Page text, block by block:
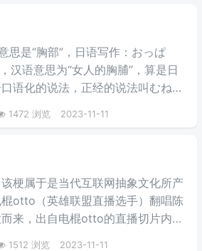
音。
思是“胸部”，日语写作：おっぱ
汉语意思为“女人的胸脯”，算是日
语化的说法，正经的说法叫むね
1472 浏览 2023-11-11
梗属于是当代互联网抽象文化所产
otto（英雄联盟直播选手）翻唱陈
来，出自电棍otto的直播切片内
1512 浏览 2023-11-11